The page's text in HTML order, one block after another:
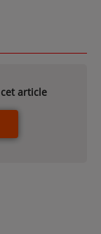
article